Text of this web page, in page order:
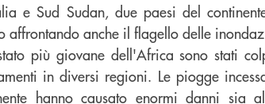
e Sud Sudan, due paesi del
affrontando anche il flagello delle
più giovane dell'Africa sono stati
in diversi regioni. Le piogge
hanno causato enormi danni sia